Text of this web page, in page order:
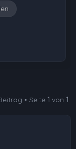
• Seite 1 von 1